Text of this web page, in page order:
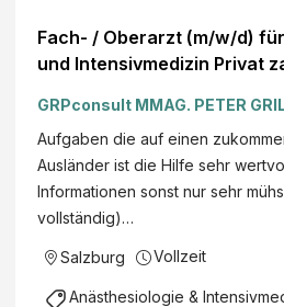
Fach- / Oberarzt (m/w/d)
und Intensivmedizin Privat
GRPconsult MMAG. PETER
Aufgaben die auf einen
Ausländer ist die Hilfe sehr
Informationen sonst nur sehr
vollständig)…
Salzburg Vollzeit
Anästhesiologie &